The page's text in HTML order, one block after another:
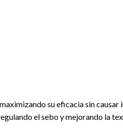
su eficacia sin
el sebo y mejorando la